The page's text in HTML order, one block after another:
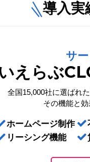
導入実
サ
えらぶ
全国15,000社に選ばれた
その機能と効
ホームページ制作
リーシング機能